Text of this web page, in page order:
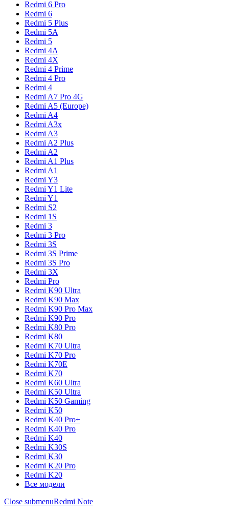
Redmi 6 Pro
Redmi 6
Redmi 5 Plus
Redmi 5A
Redmi 5
Redmi 4A
Redmi 4X
Redmi 4 Prime
Redmi 4 Pro
Redmi 4
Redmi A7 Pro 4G
Redmi A5 (Europe)
Redmi A4
Redmi A3x
Redmi A3
Redmi A2 Plus
Redmi A2
Redmi A1 Plus
Redmi A1
Redmi Y3
Redmi Y1 Lite
Redmi Y1
Redmi S2
Redmi 1S
Redmi 3
Redmi 3 Pro
Redmi 3S
Redmi 3S Prime
Redmi 3S Pro
Redmi 3X
Redmi Pro
Redmi K90 Ultra
Redmi K90 Max
Redmi K90 Pro Max
Redmi K90 Pro
Redmi K80 Pro
Redmi K80
Redmi K70 Ultra
Redmi K70 Pro
Redmi K70E
Redmi K70
Redmi K60 Ultra
Redmi K50 Ultra
Redmi K50 Gaming
Redmi K50
Redmi K40 Pro+
Redmi K40 Pro
Redmi K40
Redmi K30S
Redmi K30
Redmi K20 Pro
Redmi K20
Все модели
Close submenuRedmi Note